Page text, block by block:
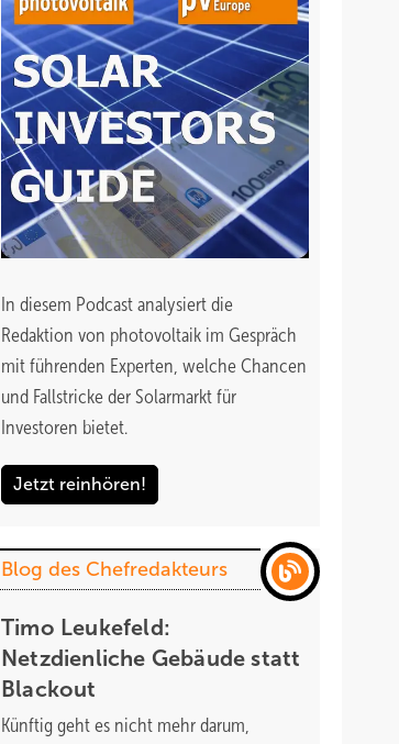
In diesem Podcast analysiert die
Redaktion von photovoltaik im Gespräch
mit führenden Experten, welche Chancen
und Fallstricke der Solarmarkt für
Investoren bietet.
Jetzt reinhören!
Blog des Chefredakteurs
Timo Leukefeld:
Netzdienliche Gebäude statt
Blackout
Künftig geht es nicht mehr darum,